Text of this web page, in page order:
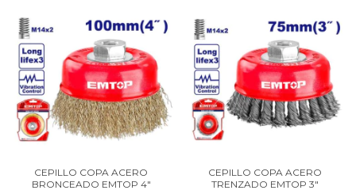
CEPILLO COPA ACERO
BRONCEADO EMTOP 4"
CEPILLO COPA ACERO
TRENZADO EMTOP 3"